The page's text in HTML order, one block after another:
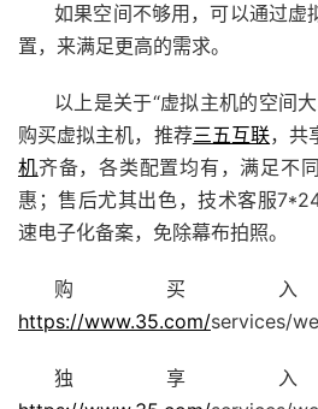
如果空间不够用，可以通过虚
置，来满足更高的需求。
以上是关于“虚拟主机的空间
购买虚拟主机，推荐三五互联，共
机齐备，各类配置均有，满足不同
惠；售后尤其出色，技术客服
速电子化备案，免除幕布拍照。
购买
https://www.35.com/services/
独享